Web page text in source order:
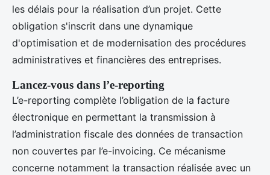
les délais pour la réalisation d’un projet. Cette
obligation s'inscrit dans une dynamique
d'optimisation et de modernisation des procédures
administratives et financières des entreprises.
Lancez-vous dans l’e-reporting
L’e-reporting complète l’obligation de la facture
électronique en permettant la transmission à
l’administration fiscale des données de transaction
non couvertes par l’e-invoicing. Ce mécanisme
concerne notamment la transaction réalisée avec un